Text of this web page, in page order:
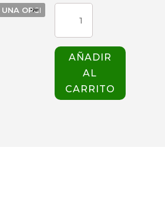
741
CONTRASTE
CROSS
cantidad
AÑADIR
AL
CARRITO